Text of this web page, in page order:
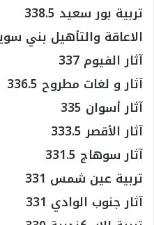
تربية بور سعيد 338.5
الاعاقة والتأهيل بني سويف
آثار الفيوم 337
آثار و لغات مطروح 336.5
آثار أسوان 335
آثار الأقصر 333.5
آثار سوهاج 331.5
تربية عين شمس 331
آثار جنوب الوادي 331